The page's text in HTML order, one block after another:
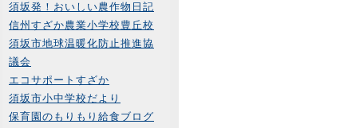
須坂発！おいしい農作物日記
信州すざか農業小学校豊丘校
須坂市地球温暖化防止推進協
議会
エコサポートすざか
須坂市小中学校だより
保育園のもりもり給食ブログ